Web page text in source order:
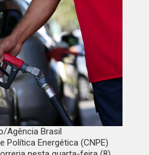
Agência Brasil
Política Energética (CNPE)